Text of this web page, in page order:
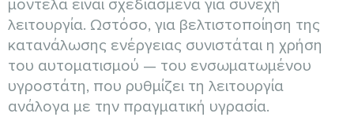
μοντέλα είναι σχεδιασμένα για συνεχή
λειτουργία. Ωστόσο, για βελτιστοποίηση της
κατανάλωσης ενέργειας συνιστάται η χρήση
του αυτοματισμού — του ενσωματωμένου
υγροστάτη, που ρυθμίζει τη λειτουργία
ανάλογα με την πραγματική υγρασία.